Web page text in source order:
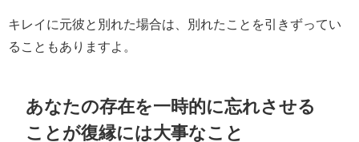
キレイに元彼と別れた場合は、別れたことを引きずってい
ることもありますよ。
あなたの存在を一時的に忘れさせる
ことが復縁には大事なこと